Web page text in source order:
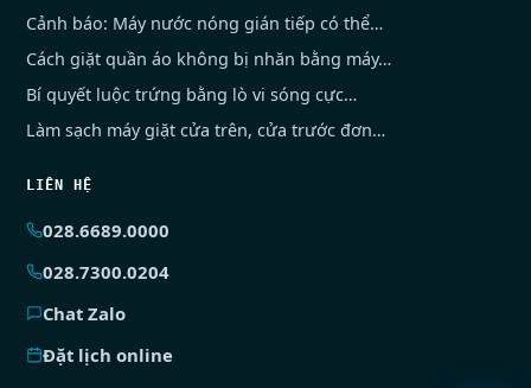
Cảnh báo: Máy nước nóng gián tiếp có thể…
Cách giặt quần áo không bị nhăn bằng máy…
Bí quyết luộc trứng bằng lò vi sóng cực…
Làm sạch máy giặt cửa trên, cửa trước đơn…
LIÊN HỆ
028.6689.0000
028.7300.0204
Chat Zalo
Đặt lịch online